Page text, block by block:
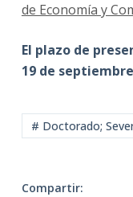
de Economía y
El plazo de
19 de
# Doctorado;
Compartir: